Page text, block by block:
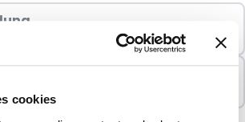
cookies